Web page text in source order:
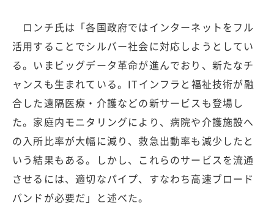
ロンチ氏は「各国政府ではインターネットをフル
活用することでシルバー社会に対応しようとしてい
る。いまビッグデータ革命が進んでおり、新たなチ
ャンスも生まれている。ITインフラと福祉技術が融
合した遠隔医療・介護などの新サービスも登場し
た。家庭内モニタリングにより、病院や介護施設へ
の入所比率が大幅に減り、救急出動率も減少したと
いう結果もある。しかし、これらのサービスを流通
させるには、適切なパイプ、すなわち高速ブロード
バンドが必要だ」と述べた。